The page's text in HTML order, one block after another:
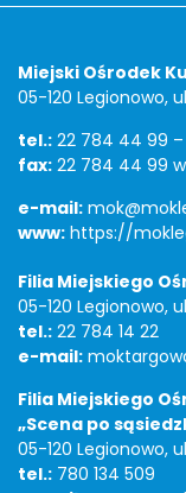
Adres
Miejski Ośrodek
05-120 Legionowo,
tel.: 22 784 44 99
fax: 22 784 44 99
e-mail:
www: https://
Filia Miejskiego
05-120 Legionowo,
tel.: 22 784 14 22
e-mail:
Filia Miejskiego
„Scena po
05-120 Legionowo,
tel.: 780 134 509